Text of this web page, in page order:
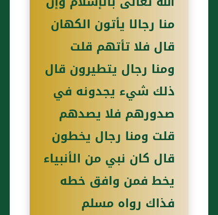
منا رجالا يأتون الكهان
قال فلا تأتهم قلت
ومنا رجال يتطيرون قال
ذلك شيء يجدونه في
صدورهم فلا يصدهم
قلت ومنا رجال يخطون
قال كان نبي من الأنبياء
يخط فمن وافق خطه
فذاك رواه مسلم